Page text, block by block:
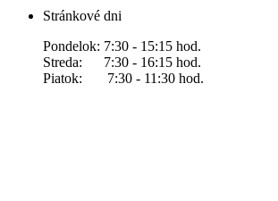
Stránkové dni
Pondelok: 7:30 - 15:15 hod.
Streda: 7:30 - 16:15 hod.
Piatok: 7:30 - 11:30 hod.